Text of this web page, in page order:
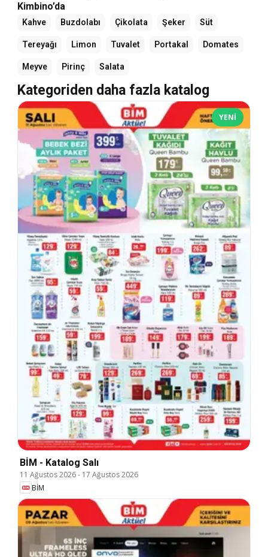
Kimbino’da
Kahve Buzdolabı Çikolata Şeker Süt
Tereyağı Limon Tuvalet Portakal Domates
Meyve Pirinç Salata
Kategoriden daha fazla katalog
YENI
BİM - Katalog Salı
11 Ağustos 2026- 17 Ağustos 2026
BİM